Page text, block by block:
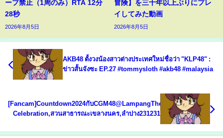
ープ禁止（1周のみ）RTA 12分
28秒
2026年8月5日
冒険】を三十年以上ぶりにプレ
イしてみた動画
2026年8月5日
AKB48 ตั้งวงน้องสาวต่างประเทศใหม่ชื่อว่า "KLP48" :
ข่าวสั้นจังซะ EP.27 #tommysloth #akb48 #malaysia
[Fancam]Countdown2024กับCGM48@LampangTheMidnightMagic2024
Celebration,สวนสาธารณะเขลางนคร,ลำปาง231231